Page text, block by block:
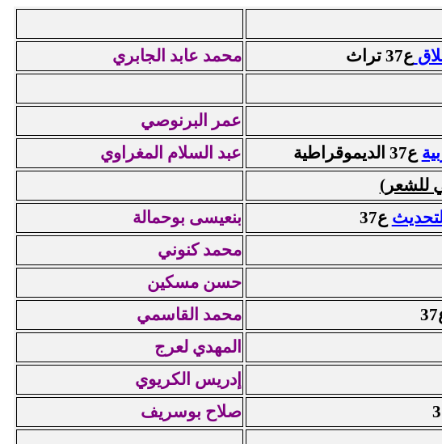
ع37 تراث
محمد عابد الجابري
عمر البرنوصي
ع37 الديموقراطية
عبد السلام المغراوي
للشعر)
ع37
بنعيسى بوحمالة
محمد كنوني
حسن مسكين
محمد القاسمي
المهدي لعرج
إدريس الكريوي
صلاح بوسريف